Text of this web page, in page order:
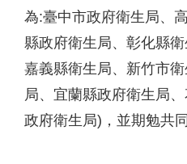
為:臺中市政府衛生局、
縣政府衛生局、彰化縣衛
嘉義縣衛生局、新竹市
局、宜蘭縣政府衛生局
政府衛生局)，並期勉共